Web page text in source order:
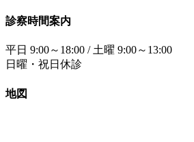
診察時間案内
平日 9:00～18:00 / 土曜 9:00～13:00
日曜・祝日休診
地図